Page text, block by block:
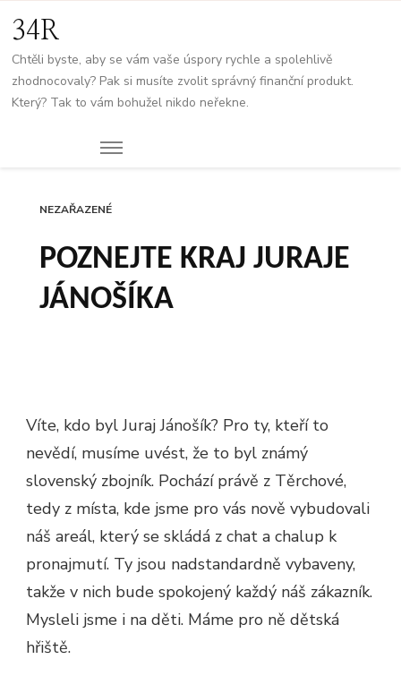
34R
Chtěli byste, aby se vám vaše úspory rychle a spolehlivě
zhodnocovaly? Pak si musíte zvolit správný finanční produkt.
Který? Tak to vám bohužel nikdo neřekne.
NEZAŘAZENÉ
POZNEJTE KRAJ JURAJE
JÁNOŠÍKA
Víte, kdo byl Juraj Jánošík? Pro ty, kteří to
nevědí, musíme uvést, že to byl známý
slovenský zbojník. Pochází právě z Těrchové,
tedy z místa, kde jsme pro vás nově vybudovali
náš areál, který se skládá z chat a chalup k
pronajmutí. Ty jsou nadstandardně vybaveny,
takže v nich bude spokojený každý náš zákazník.
Mysleli jsme i na děti. Máme pro ně dětská
hřiště.